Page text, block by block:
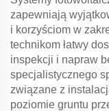
zapewniają
i korzyściom w
technikom łatwy
inspekcji i napraw
specjalistycznego
związane z
poziomie gruntu